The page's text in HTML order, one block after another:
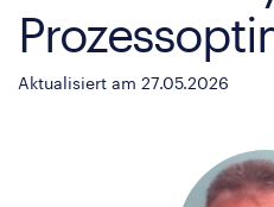
Aktualisiert am 27.05.2026